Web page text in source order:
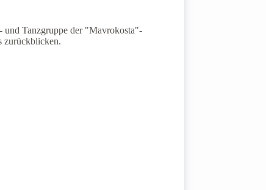
und Tanzgruppe der "Mavrokosta"-
zurückblicken.